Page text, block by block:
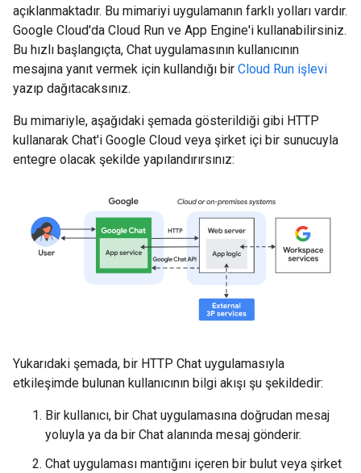
açıklanmaktadır. Bu mimariyi uygulamanın farklı yolları vardır.
Google Cloud'da Cloud Run ve App Engine'i kullanabilirsiniz.
Bu hızlı başlangıçta, Chat uygulamasının kullanıcının
mesajına yanıt vermek için kullandığı bir Cloud Run işlevi
yazıp dağıtacaksınız.
Bu mimariyle, aşağıdaki şemada gösterildiği gibi HTTP
kullanarak Chat'i Google Cloud veya şirket içi bir sunucuyla
entegre olacak şekilde yapılandırırsınız:
Yukarıdaki şemada, bir HTTP Chat uygulamasıyla
etkileşimde bulunan kullanıcının bilgi akışı şu şekildedir:
Bir kullanıcı, bir Chat uygulamasına doğrudan mesaj
yoluyla ya da bir Chat alanında mesaj gönderir.
Chat uygulaması mantığını içeren bir bulut veya şirket